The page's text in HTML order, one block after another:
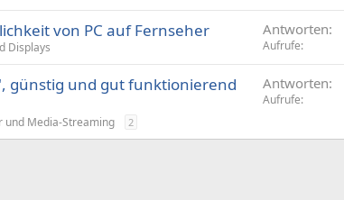
r
von PC auf Fernseher
Displays
Antworten
Aufrufe
günstig und gut funktionierend
und Media-Streaming 2
Antworten
Aufrufe